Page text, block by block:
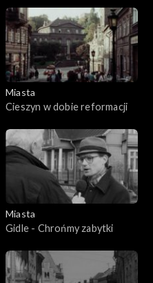
Miasta
Cieszyn w dobie reformacji
Miasta
Gidle - Chrońmy zabytki